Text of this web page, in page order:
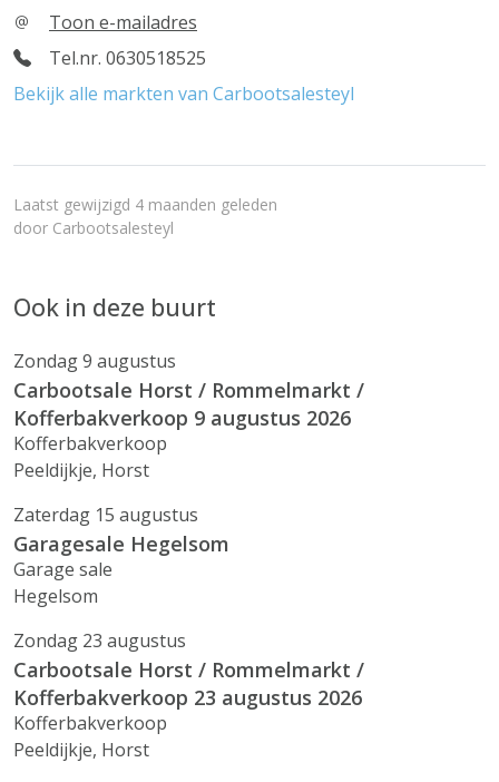
Toon e-mailadres
Tel.nr. 0630518525
Bekijk alle markten van Carbootsalesteyl
Laatst gewijzigd 4 maanden geleden
door Carbootsalesteyl
Ook in deze buurt
Zondag 9 augustus
Carbootsale Horst / Rommelmarkt /
Kofferbakverkoop 9 augustus 2026
Kofferbakverkoop
Peeldijkje, Horst
Zaterdag 15 augustus
Garagesale Hegelsom
Garage sale
Hegelsom
Zondag 23 augustus
Carbootsale Horst / Rommelmarkt /
Kofferbakverkoop 23 augustus 2026
Kofferbakverkoop
Peeldijkje, Horst